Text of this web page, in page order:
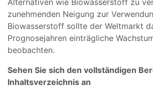
zunehmenden Neigung zur
Biowasserstoff sollte der Weltmarkt
Prognosejahren einträgliche
beobachten.
Sehen Sie sich den vollständigen
Inhaltsverzeichnis an